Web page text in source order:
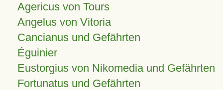
Agericus von Tours
Angelus von Vitoria
Cancianus und Gefährten
Éguinier
Eustorgius von Nikomedia und Gefährten
Fortunatus und Gefährten